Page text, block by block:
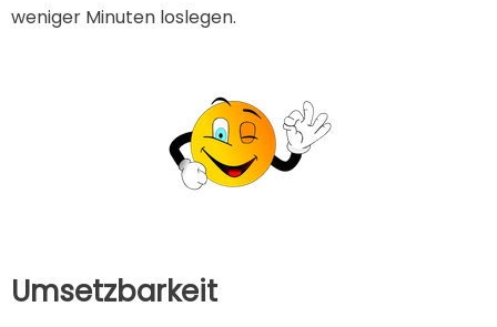
weniger Minuten loslegen.
Umsetzbarkeit